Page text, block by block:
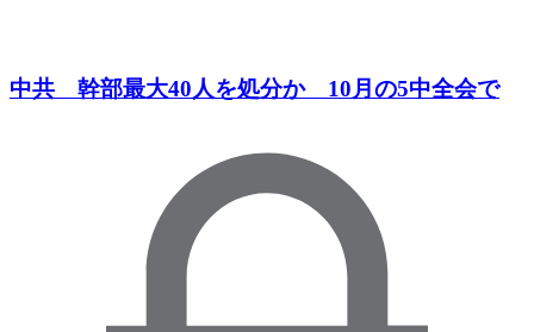
中共 幹部最大40人を処分か 10月の5中全会で